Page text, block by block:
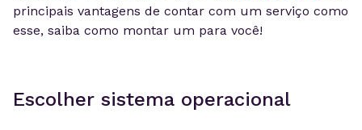
principais vantagens de contar com um serviço como
esse, saiba como montar um para você!
Escolher sistema operacional